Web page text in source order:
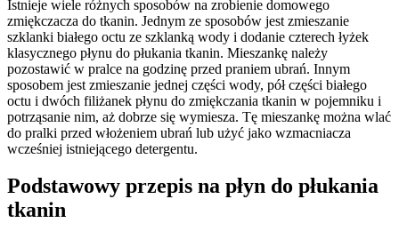
Istnieje wiele różnych sposobów na zrobienie domowego
zmiękczacza do tkanin. Jednym ze sposobów jest zmieszanie
szklanki białego octu ze szklanką wody i dodanie czterech łyżek
klasycznego płynu do płukania tkanin. Mieszankę należy
pozostawić w pralce na godzinę przed praniem ubrań. Innym
sposobem jest zmieszanie jednej części wody, pół części białego
octu i dwóch filiżanek płynu do zmiękczania tkanin w pojemniku i
potrząsanie nim, aż dobrze się wymiesza. Tę mieszankę można wlać
do pralki przed włożeniem ubrań lub użyć jako wzmacniacza
wcześniej istniejącego detergentu.
Podstawowy przepis na płyn do płukania
tkanin